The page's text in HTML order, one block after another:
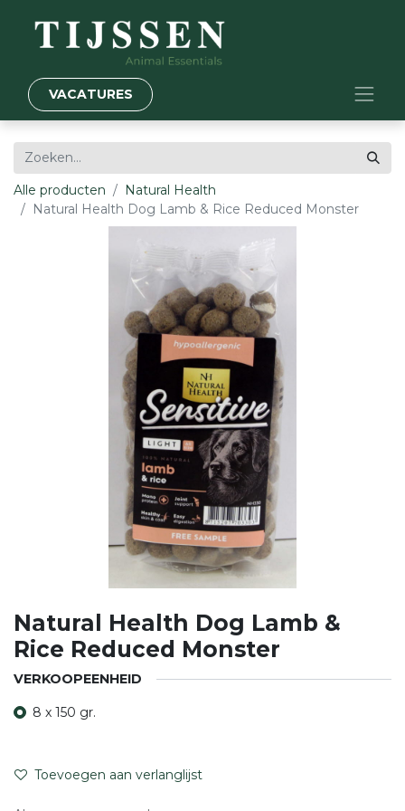
VACATURES
Alle producten
Natural Health
Natural Health Dog Lamb & Rice Reduced Monster
Natural Health Dog Lamb &
Rice Reduced Monster
VERKOOPEENHEID
8 x 150 gr.
Toevoegen aan verlanglijst